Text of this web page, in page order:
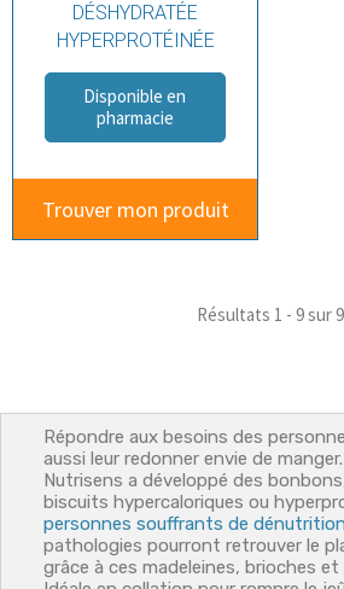
DÉSHYDRATÉE
HYPERPROTÉINÉE
Disponible en
pharmacie
Trouver mon produit
Résultats 1 - 9 sur 9
Répondre aux besoins des
aussi leur redonner envie de
Nutrisens a développé des
biscuits hypercaloriques ou
personnes souffrants de dénutrition
pathologies pourront retrouver le
grâce à ces madeleines, brioches